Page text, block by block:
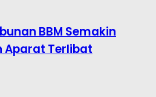
BBM Semakin
Aparat Terlibat